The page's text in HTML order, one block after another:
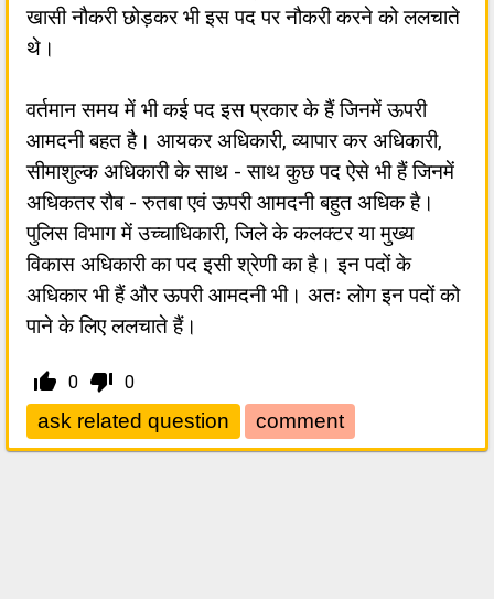
खासी नौकरी छोड़कर भी इस पद पर नौकरी करने को ललचाते
थे।
वर्तमान समय में भी कई पद इस प्रकार के हैं जिनमें ऊपरी
आमदनी बहत है। आयकर अधिकारी, व्यापार कर अधिकारी,
सीमाशुल्क अधिकारी के साथ - साथ कुछ पद ऐसे भी हैं जिनमें
अधिकतर रौब - रुतबा एवं ऊपरी आमदनी बहुत अधिक है।
पुलिस विभाग में उच्चाधिकारी, जिले के कलक्टर या मुख्य
विकास अधिकारी का पद इसी श्रेणी का है। इन पदों के
अधिकार भी हैं और ऊपरी आमदनी भी। अतः लोग इन पदों को
पाने के लिए ललचाते हैं।
thumb_up_alt 0 thumb_down_alt 0